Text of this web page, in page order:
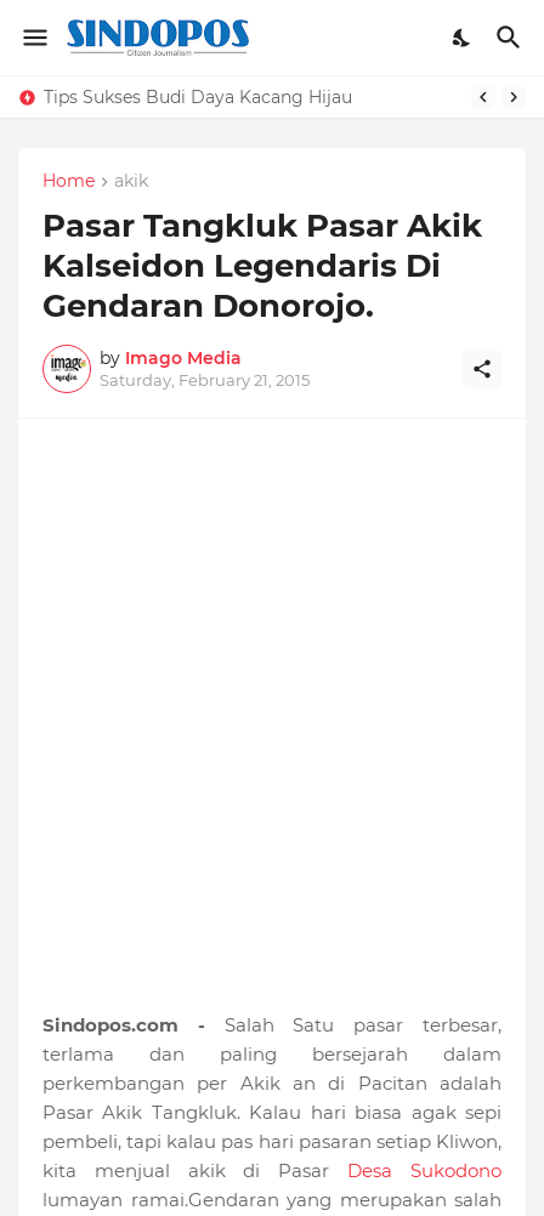
Tips Sukses Budi Daya Kacang Hijau
Home akik
Pasar Tangkluk Pasar Akik
Kalseidon Legendaris Di
Gendaran Donorojo.
by Imago Media
Saturday, February 21, 2015
Sindopos.com - Salah Satu pasar terbesar,
terlama dan paling bersejarah dalam
perkembangan per Akik an di Pacitan adalah
Pasar Akik Tangkluk. Kalau hari biasa agak sepi
pembeli, tapi kalau pas hari pasaran setiap Kliwon,
kita menjual akik di Pasar Desa Sukodono
lumayan ramai.Gendaran yang merupakan salah